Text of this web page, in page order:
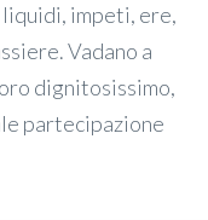
liquidi, impeti, ere,
Vadano a
dignitosissimo,
partecipazione